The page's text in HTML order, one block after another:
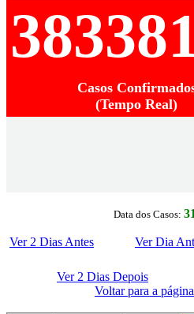
Casos
(Tempo Real)
Data dos Casos:
Ver 2 Dias Antes Ver Dia
Ver 2 Dias Depois
Voltar para a